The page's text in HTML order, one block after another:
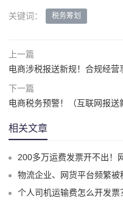
关键词： 税务筹划
上一篇
电商涉税报送新规！合规经营
下一篇
电商税务预警！（互联网报送
相关文章
200多万运费发票开不出！网货
物流企业、网货平台频繁被稽查，
个人司机运输费怎么开发票